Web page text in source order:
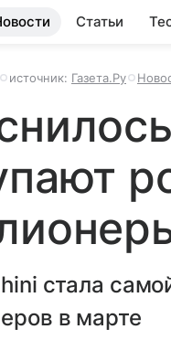
Статьи
источник: Газета.Ру
стала
в марте